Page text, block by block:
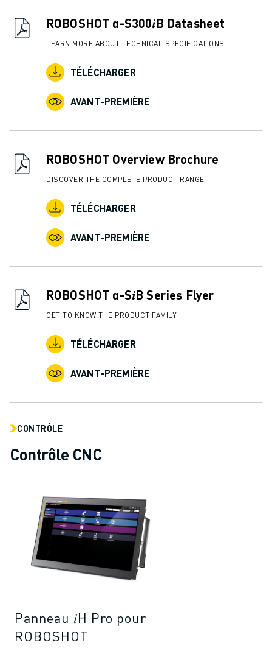
ROBOSHOT α-S300𝑖B Datasheet
LEARN MORE ABOUT TECHNICAL SPECIFICATIONS
TÉLÉCHARGER
AVANT-PREMIÈRE
ROBOSHOT Overview Brochure
DISCOVER THE COMPLETE PRODUCT RANGE
TÉLÉCHARGER
AVANT-PREMIÈRE
ROBOSHOT α-S𝑖B Series Flyer
GET TO KNOW THE PRODUCT FAMILY
TÉLÉCHARGER
AVANT-PREMIÈRE
CONTRÔLE
Contrôle CNC
Panneau 𝑖H Pro pour
ROBOSHOT